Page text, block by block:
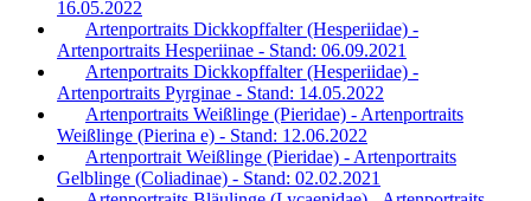
16.05.2022
Artenportraits Dickkopffalter (Hesperiidae) -
Artenportraits Hesperiinae - Stand: 06.09.2021
Artenportraits Dickkopffalter (Hesperiidae) -
Artenportraits Pyrginae - Stand: 14.05.2022
Artenportraits Weißlinge (Pieridae) - Artenportraits
Weißlinge (Pierina e) - Stand: 12.06.2022
Artenportrait Weißlinge (Pieridae) - Artenportraits
Gelblinge (Coliadinae) - Stand: 02.02.2021